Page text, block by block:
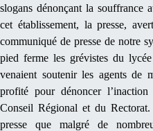
slogans dénonçant la souffrance
cet établissement, la presse,
communiqué de presse de notre
pied ferme les grévistes du
venaient soutenir les agents de
profité pour dénoncer
Conseil Régional et du
presse que malgré de